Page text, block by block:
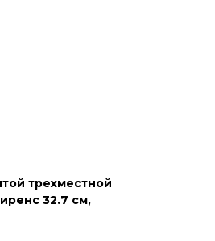
трехместной
32.7 см,